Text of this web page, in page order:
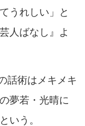
うれしい」と
人ばなし』よ
話術はメキメキ
夢若・光晴に
いう。